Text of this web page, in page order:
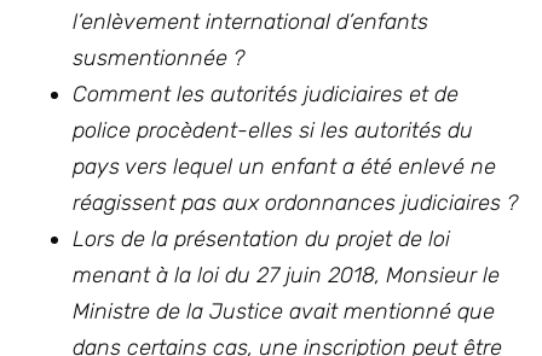
l’enlèvement international d’enfants
susmentionnée ?
Comment les autorités judiciaires et de
police procèdent-elles si les autorités du
pays vers lequel un enfant a été enlevé ne
réagissent pas aux ordonnances judiciaires ?
Lors de la présentation du projet de loi
menant à la loi du 27 juin 2018, Monsieur le
Ministre de la Justice avait mentionné que
dans certains cas, une inscription peut être